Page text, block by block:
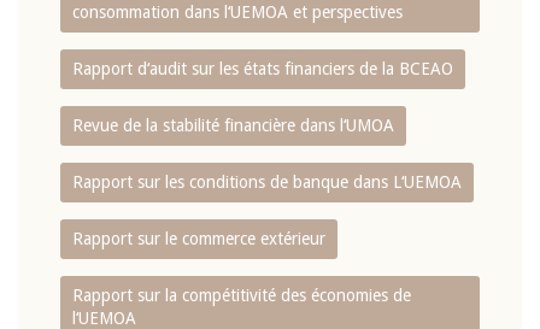
consommation dans l‘UEMOA et perspectives
Rapport d‘audit sur les états financiers de la BCEAO
Revue de la stabilité financière dans l‘UMOA
Rapport sur les conditions de banque dans L‘UEMOA
Rapport sur le commerce extérieur
Rapport sur la compétitivité des économies de
l‘UEMOA